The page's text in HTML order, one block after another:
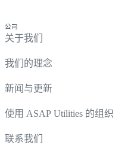
公司
关于我们
我们的理念
新闻与更新
使用 ASAP Utilities 的组织
联系我们